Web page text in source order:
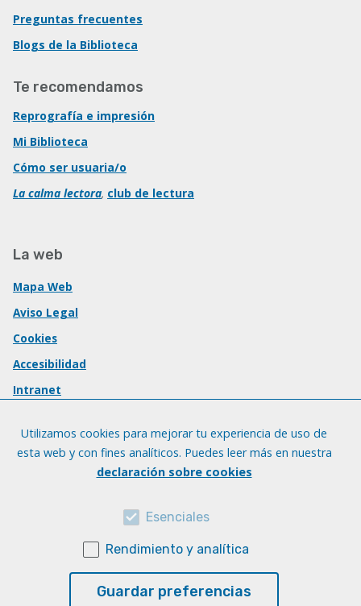
Preguntas frecuentes
Blogs de la Biblioteca
Te recomendamos
Reprografía e impresión
Mi Biblioteca
Cómo ser usuaria/o
La calma lectora, club de lectura
La web
Mapa Web
Aviso Legal
Cookies
Accesibilidad
Intranet
Utilizamos cookies para mejorar tu experiencia de uso de
esta web y con fines analíticos. Puedes leer más en nuestra
declaración sobre cookies
Esenciales
Rendimiento y analítica
Guardar preferencias